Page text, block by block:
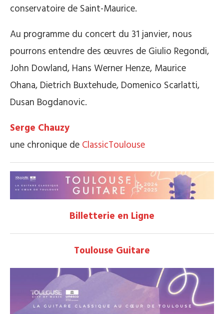
conservatoire de Saint-Maurice.
Au programme du concert du 31 janvier, nous
pourrons entendre des œuvres de Giulio Regondi,
John Dowland, Hans Werner Henze, Maurice
Ohana, Dietrich Buxtehude, Domenico Scarlatti,
Dusan Bogdanovic.
Serge Chauzy
une chronique de ClassicToulouse
Billetterie en Ligne
Toulouse Guitare